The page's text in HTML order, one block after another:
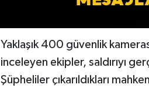
Yaklaşık 400 güvenlik
inceleyen ekipler, saldırıyı
Şüpheliler çıkarıldıkları